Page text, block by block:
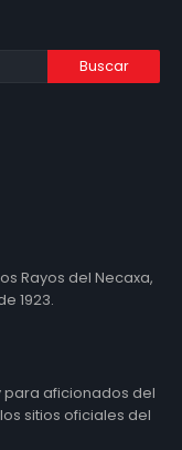
Rayos del Necaxa,
1923.
para aficionados del
sitios oficiales del